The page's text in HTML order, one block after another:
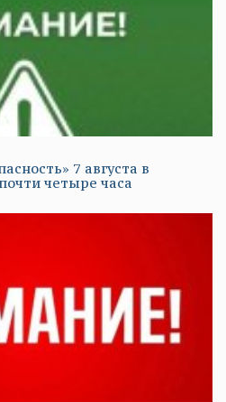
7 августа в
четыре часа